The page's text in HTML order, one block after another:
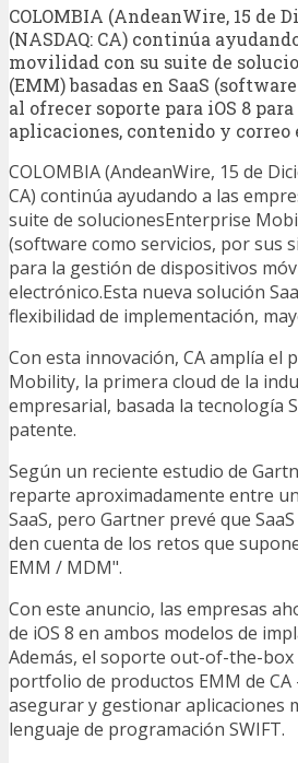
COLOMBIA (AndeanWire, 15 de
(NASDAQ: CA) continúa
movilidad con su suite de
(EMM) basadas en SaaS
al ofrecer soporte para iOS 8
aplicaciones, contenido y correo
COLOMBIA (AndeanWire, 15 de
CA) continúa ayudando a las
suite de solucionesEnterprise
(software como servicios, por sus
para la gestión de dispositivos
electrónico.Esta nueva solución
flexibilidad de implementación,
Con esta innovación, CA amplía
Mobility, la primera cloud de la
empresarial, basada la tecnología
patente.
Según un reciente estudio de
reparte aproximadamente entre
SaaS, pero Gartner prevé que
den cuenta de los retos que
EMM / MDM".
Con este anuncio, las empresas
de iOS 8 en ambos modelos de
Además, el soporte out-of-the-
portfolio de productos EMM de
asegurar y gestionar aplicaciones
lenguaje de programación SWIFT.